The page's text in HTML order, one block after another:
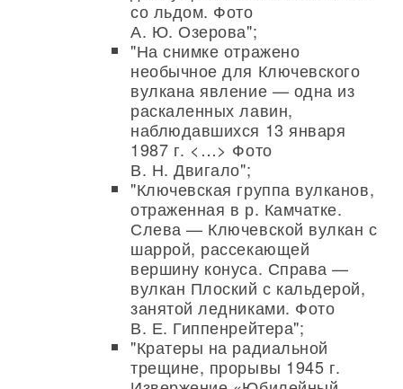
со льдом. Фото
А. Ю. Озерова";
"На снимке отражено
необычное для Ключевского
вулкана явление — одна из
раскаленных лавин,
наблюдавшихся 13 января
1987 г. <…> Фото
В. Н. Двигало";
"Ключевская группа вулканов,
отраженная в р. Камчатке.
Слева — Ключевской вулкан с
шаррой, рассекающей
вершину конуса. Справа —
вулкан Плоский с кальдерой,
занятой ледниками. Фото
В. Е. Гиппенрейтера";
"Кратеры на радиальной
трещине, прорывы 1945 г.